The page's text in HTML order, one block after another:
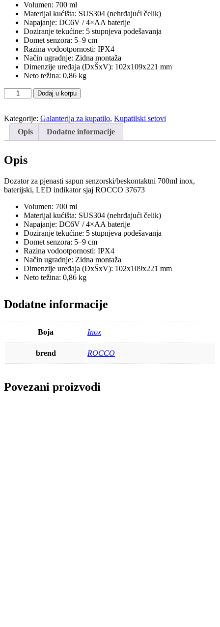
Volumen: 700 ml
Materijal kućišta: SUS304 (nehrđajući čelik)
Napajanje: DC6V / 4×AA baterije
Doziranje tekućine: 5 stupnjeva podešavanja
Domet senzora: 5–9 cm
Razina vodootpornosti: IPX4
Način ugradnje: Zidna montaža
Dimenzije uređaja (DxŠxV): 102x109x221 mm
Neto težina: 0,86 kg
Dozator
za
sapun
senzorski/beskontaktni
700ml
baterijski,
LED
sjaj
ROCCO
Dodaj u korpu
Kategorije: Galanterija za kupatilo, Kupatilski setovi
Opis
Dodatne informacije
Opis
Dozator za pjenasti sapun senzorski/beskontaktni 700ml inox,
baterijski, LED indikator sjaj ROCCO 37673
Volumen: 700 ml
Materijal kućišta: SUS304 (nehrđajući čelik)
Napajanje: DC6V / 4×AA baterije
Doziranje tekućine: 5 stupnjeva podešavanja
Domet senzora: 5–9 cm
Razina vodootpornosti: IPX4
Način ugradnje: Zidna montaža
Dimenzije uređaja (DxŠxV): 102x109x221 mm
Neto težina: 0,86 kg
Dodatne informacije
Boja Inox
brend ROCCO
Povezani proizvodi